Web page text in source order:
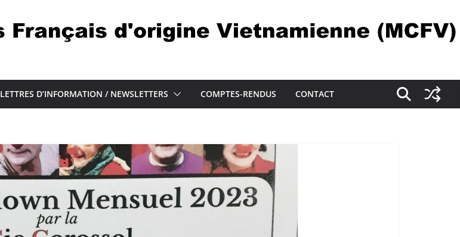
LETTRES D’INFORMATION / NEWSLETTERS COMPTES-RENDUS CONTACT